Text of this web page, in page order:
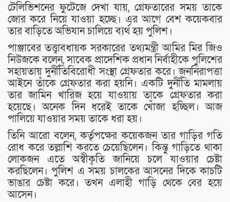
টেলিভিশনের ফুটেজে দেখা যায়, গ্রেফতারের সময় তাকে
জোর করে নিয়ে যাওয়া হচ্ছে। এর আগে বেশ কয়েকবার
তার বাড়িতে অভিযান চালিয়ে ব্যর্থ হয় পুলিশ।
পাঞ্জাবের তত্ত্বাবধায়ক সরকারের তথ্যমন্ত্রী আমির মির জিও
নিউজকে বলেন, সাবেক প্রাদেশিক প্রধান নির্বাহীকে পুলিশের
সহায়তায় দুর্নীতিবিরোধী সংস্থা গ্রেফতার করে। জননিরাপত্তা
আইনে তাঁকে গ্রেফতার করা হয়নি। একটি দুর্নীতি মামলায়
তার জামিন খারিজ হয়ে যাওয়ায় তাকে গ্রেফতার করা
হয়েছে। অনেক দিন ধরেই তাকে খোঁজা হচ্ছিল। আজ
পালিয়ে যাওয়ার সময় তাকে ধরা হয়।
তিনি আরো বলেন, কর্তৃপক্ষের কয়েকজন তার গাড়ির গতি
রোধ করে তল্লাশি করতে চেয়েছিলেন। কিন্তু গাড়িতে থাকা
লোকজন এতে অস্বীকৃতি জানিয়ে চলে যাওয়ার চেষ্টা
করছিলেন। পুলিশ এ সময় চালকের আসনের দিকে কাচটি
ভাঙার চেষ্টা করে। তখন এলাহী গাড়ি থেকে বের হয়ে
আসেন।